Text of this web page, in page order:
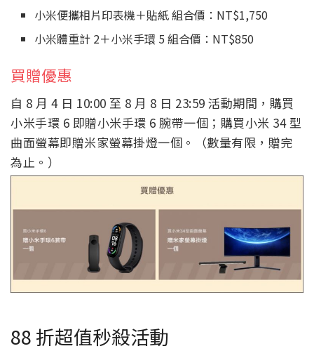
小米便攜相片印表機＋貼紙 組合價：NT$1,750
小米體重計 2＋小米手環 5 組合價：NT$850
買贈優惠
自 8 月 4 日 10:00 至 8 月 8 日 23:59 活動期間，購買
小米手環 6 即贈小米手環 6 腕帶一個；購買小米 34 型
曲面螢幕即贈米家螢幕掛燈一個。（數量有限，贈完
為止。）
88 折超值秒殺活動